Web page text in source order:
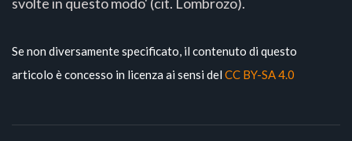
svolte in questo modo' (cit. Lombrozo).
Se non diversamente specificato, il contenuto di questo
articolo è concesso in licenza ai sensi del CC BY-SA 4.0